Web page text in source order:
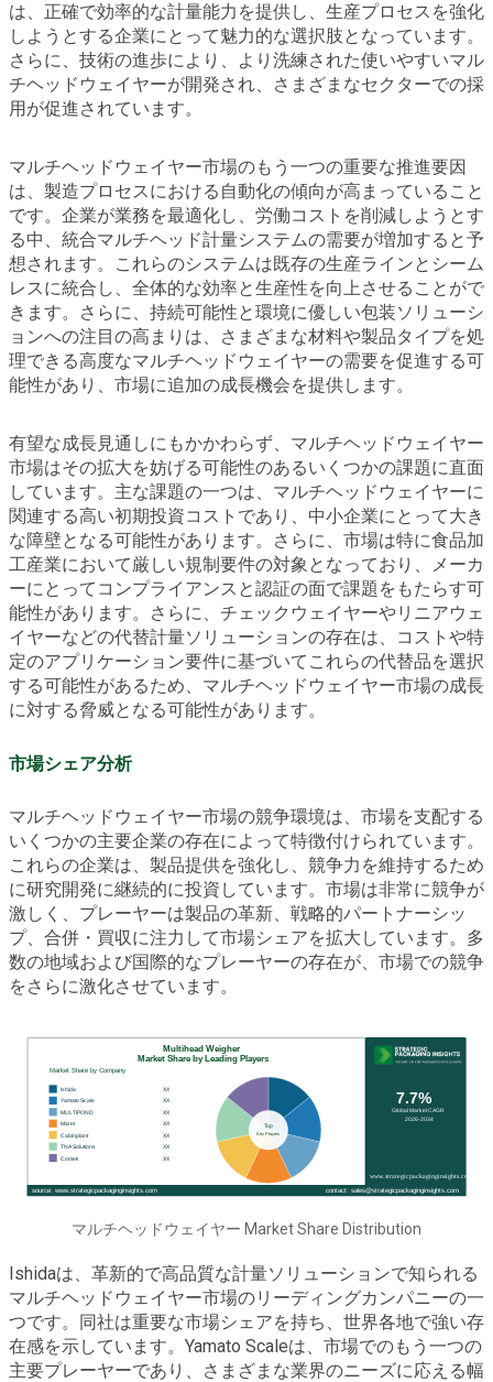
は、正確で効率的な計量能力を提供し、生産プロセスを強化
しようとする企業にとって魅力的な選択肢となっています。
さらに、技術の進歩により、より洗練された使いやすいマル
チヘッドウェイヤーが開発され、さまざまなセクターでの採
用が促進されています。
マルチヘッドウェイヤー市場のもう一つの重要な推進要因
は、製造プロセスにおける自動化の傾向が高まっていること
です。企業が業務を最適化し、労働コストを削減しようとす
る中、統合マルチヘッド計量システムの需要が増加すると予
想されます。これらのシステムは既存の生産ラインとシーム
レスに統合し、全体的な効率と生産性を向上させることがで
きます。さらに、持続可能性と環境に優しい包装ソリューシ
ョンへの注目の高まりは、さまざまな材料や製品タイプを処
理できる高度なマルチヘッドウェイヤーの需要を促進する可
能性があり、市場に追加の成長機会を提供します。
有望な成長見通しにもかかわらず、マルチヘッドウェイヤー
市場はその拡大を妨げる可能性のあるいくつかの課題に直面
しています。主な課題の一つは、マルチヘッドウェイヤーに
関連する高い初期投資コストであり、中小企業にとって大き
な障壁となる可能性があります。さらに、市場は特に食品加
工産業において厳しい規制要件の対象となっており、メーカ
ーにとってコンプライアンスと認証の面で課題をもたらす可
能性があります。さらに、チェックウェイヤーやリニアウェ
イヤーなどの代替計量ソリューションの存在は、コストや特
定のアプリケーション要件に基づいてこれらの代替品を選択
する可能性があるため、マルチヘッドウェイヤー市場の成長
に対する脅威となる可能性があります。
市場シェア分析
マルチヘッドウェイヤー市場の競争環境は、市場を支配する
いくつかの主要企業の存在によって特徴付けられています。
これらの企業は、製品提供を強化し、競争力を維持するため
に研究開発に継続的に投資しています。市場は非常に競争が
激しく、プレーヤーは製品の革新、戦略的パートナーシッ
プ、合併・買収に注力して市場シェアを拡大しています。多
数の地域および国際的なプレーヤーの存在が、市場での競争
をさらに激化させています。
マルチヘッドウェイヤー Market Share Distribution
Ishidaは、革新的で高品質な計量ソリューションで知られる
マルチヘッドウェイヤー市場のリーディングカンパニーの一
つです。同社は重要な市場シェアを持ち、世界各地で強い存
在感を示しています。Yamato Scaleは、市場でのもう一つの
主要プレーヤーであり、さまざまな業界のニーズに応える幅